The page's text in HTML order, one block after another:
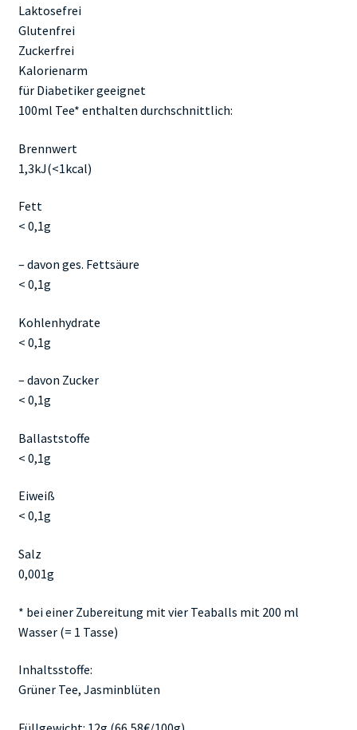
Laktosefrei
Glutenfrei
Zuckerfrei
Kalorienarm
für Diabetiker geeignet
100ml Tee* enthalten durchschnittlich:
Brennwert
1,3kJ(<1kcal)
Fett
< 0,1g
– davon ges. Fettsäure
< 0,1g
Kohlenhydrate
< 0,1g
– davon Zucker
< 0,1g
Ballaststoffe
< 0,1g
Eiweiß
< 0,1g
Salz
0,001g
* bei einer Zubereitung mit vier Teaballs mit 200 ml
Wasser (= 1 Tasse)
Inhaltsstoffe:
Grüner Tee, Jasminblüten